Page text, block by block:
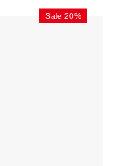
Sale 20%